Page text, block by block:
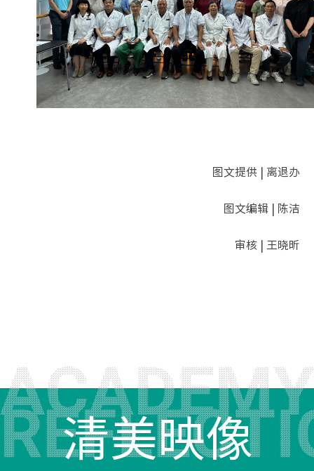
图文提供 | 离退办
图文编辑 | 陈洁
审核 | 王晓昕
清美映像